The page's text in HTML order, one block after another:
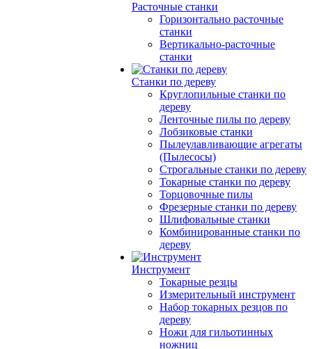
Расточные станки
Горизонтально расточные
станки
Вертикально-расточные
станки
Станки по дереву
Круглопильные станки по
дереву
Ленточные пилы по дереву
Лобзиковые станки
Пылеулавливающие агрегаты
(Пылесосы)
Строгальные станки по дереву
Токарные станки по дереву
Торцовочные пилы
Фрезерные станки по дереву
Шлифовальные станки
Комбинированные станки по
дереву
Инструмент
Токарные резцы
Измерительный инструмент
Набор токарных резцов по
дереву
Ножи для гильотинных
ножниц